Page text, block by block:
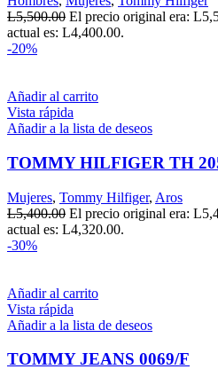
L5,500.00 El precio original era:
actual es: L4,400.00.
-20%
Añadir al carrito
Vista rápida
Añadir a la lista de deseos
TOMMY HILFIGER TH
Mujeres, Tommy Hilfiger, Aros
L5,400.00 El precio original era:
actual es: L4,320.00.
-30%
Añadir al carrito
Vista rápida
Añadir a la lista de deseos
TOMMY JEANS 0069/F